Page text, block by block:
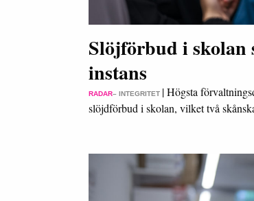
Slöjförbud i skolan
instans
RADAR– INTEGRITET |Högsta
slöjdförbud i skolan, vilket två